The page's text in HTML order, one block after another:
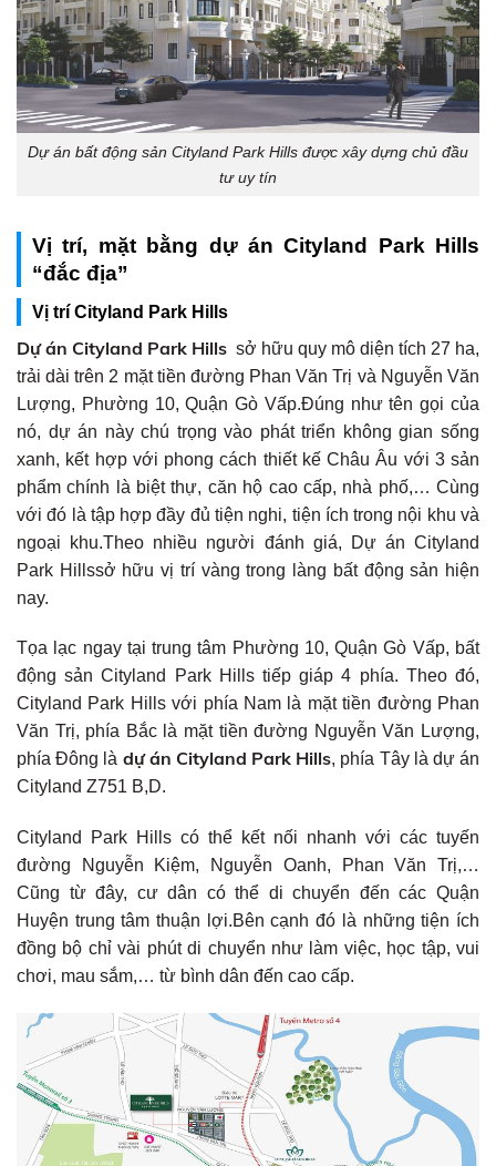
Dự án bất động sản Cityland Park Hills được xây dựng chủ đầu
tư uy tín
Vị trí, mặt bằng dự án Cityland Park Hills
“đắc địa”
Vị trí Cityland Park Hills
Dự án Cityland Park Hills sở hữu quy mô diện tích 27 ha,
trải dài trên 2 mặt tiền đường Phan Văn Trị và Nguyễn Văn
Lượng, Phường 10, Quận Gò Vấp.Đúng như tên gọi của
nó, dự án này chú trọng vào phát triển không gian sống
xanh, kết hợp với phong cách thiết kế Châu Âu với 3 sản
phẩm chính là biệt thự, căn hộ cao cấp, nhà phố,… Cùng
với đó là tập hợp đầy đủ tiện nghi, tiện ích trong nội khu và
ngoại khu.Theo nhiều người đánh giá, Dự án Cityland
Park Hillssở hữu vị trí vàng trong làng bất động sản hiện
nay.
Tọa lạc ngay tại trung tâm Phường 10, Quận Gò Vấp, bất
động sản Cityland Park Hills tiếp giáp 4 phía. Theo đó,
Cityland Park Hills với phía Nam là mặt tiền đường Phan
Văn Trị, phía Bắc là mặt tiền đường Nguyễn Văn Lượng,
phía Đông là dự án Cityland Park Hills, phía Tây là dự án
Cityland Z751 B,D.
Cityland Park Hills có thể kết nối nhanh với các tuyến
đường Nguyễn Kiệm, Nguyễn Oanh, Phan Văn Trị,…
Cũng từ đây, cư dân có thể di chuyển đến các Quận
Huyện trung tâm thuận lợi.Bên cạnh đó là những tiện ích
đồng bộ chỉ vài phút di chuyển như làm việc, học tập, vui
chơi, mau sắm,… từ bình dân đến cao cấp.